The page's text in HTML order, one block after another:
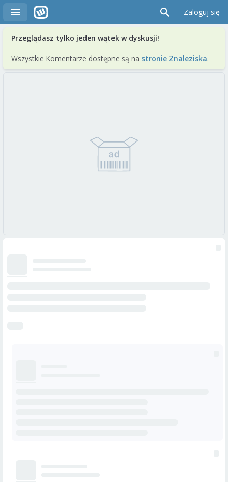
Zaloguj się
Przeglądasz tylko jeden wątek w dyskusji!
Wszystkie Komentarze dostępne są na stronie Znaleziska.